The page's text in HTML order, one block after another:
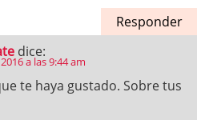
Responder
dice:
a las 9:44 am
te haya gustado. Sobre tus